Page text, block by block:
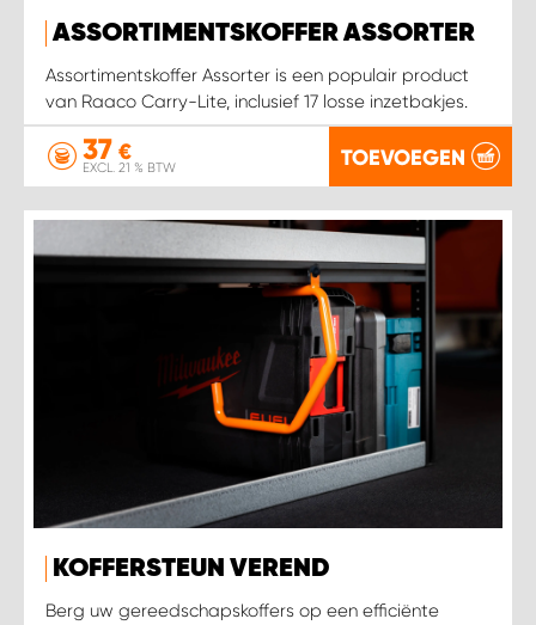
ASSORTIMENTSKOFFER ASSORTER
Assortimentskoffer Assorter is een populair product
van Raaco Carry-Lite, inclusief 17 losse inzetbakjes.
37 €
EXCL. 21 % BTW TOEVOEGEN
KOFFERSTEUN VEREND
Berg uw gereedschapskoffers op een efficiënte